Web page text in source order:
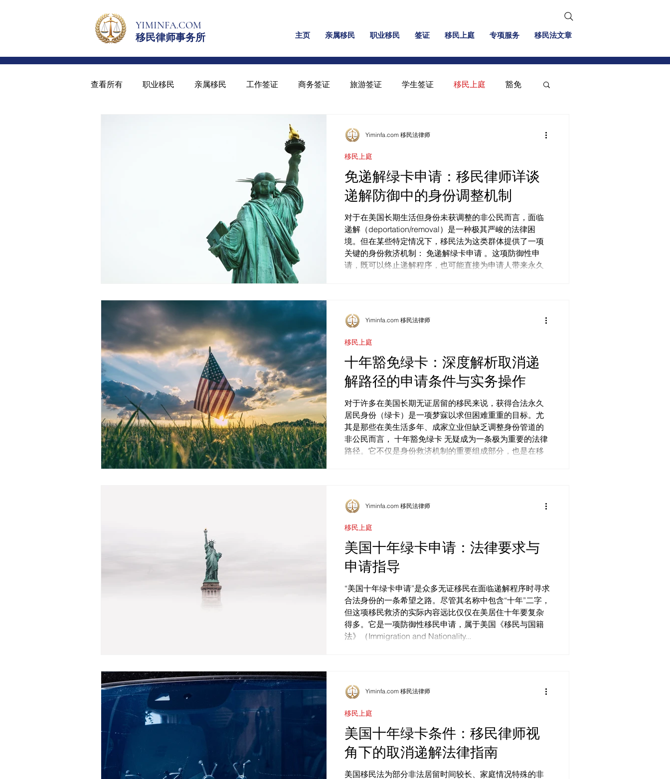
YIMINFA.COM
移民律师事务所
主页 亲属移民 职业移民 签证 移民上庭 专项服务 移民法文章
查看所有 职业移民 亲属移民 工作签证 商务签证 旅游签证 学生签证 移民上庭 豁免
家暴绿卡
免递解绿卡申请：移民律师详谈
递解防御中的身份调整机制
对于在美国长期生活但身份未获调整的非公民而言，面临
递解（deportation/removal）是一种极其严峻的法律困
境。但在某些特定情况下，移民法为这类群体提供了一项
关键的身份救济机制： 免递解绿卡申请 。这项防御性申
请，既可以终止递解程序，也可能直接为申请人带来永久
移民上庭
Yiminfa.com 移民法律师
十年豁免绿卡：深度解析取消递
解路径的申请条件与实务操作
对于许多在美国长期无证居留的移民来说，获得合法永久
居民身份（绿卡）是一项梦寐以求但困难重重的目标。尤
其是那些在美生活多年、成家立业但缺乏调整身份管道的
非公民而言， 十年豁免绿卡 无疑成为一条极为重要的法律
路径。它不仅是身份救济机制的重要组成部分，也是在移
移民上庭
Yiminfa.com 移民法律师
美国十年绿卡申请：法律要求与
申请指导
“美国十年绿卡申请”是众多无证移民在面临递解程序时寻求
合法身份的一条希望之路。尽管其名称中包含“十年”二字，
但这项移民救济的实际内容远比仅仅在美居住十年要复杂
得多。它是一项防御性移民申请，属于美国《移民与国籍
法》（Immigration and Nationality...
移民上庭
Yiminfa.com 移民法律师
美国十年绿卡条件：移民律师视
角下的取消递解法律指南
美国移民法为部分非法居留时间较长、家庭情况特殊的非
移民上庭
Yiminfa.com 移民法律师